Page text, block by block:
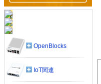
OpenBlocks
IoT関連